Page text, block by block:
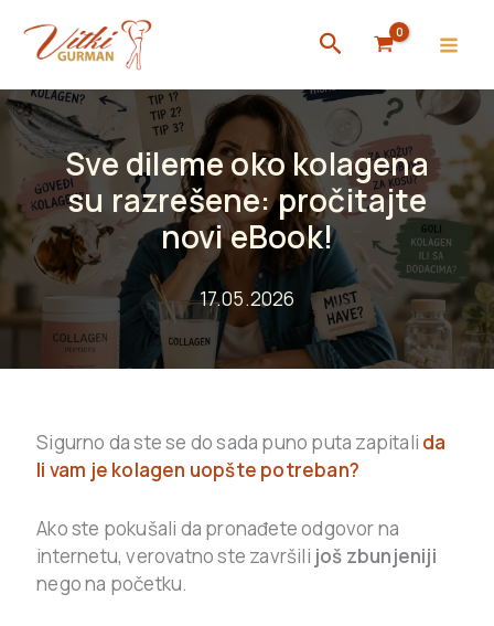
content
Search
Sve dileme oko kolagena
su razrešene: pročitajte
novi eBook!
17.05.2026
Sigurno da ste se do sada puno puta zapitali da
li vam je kolagen uopšte potreban?
Ako ste pokušali da pronađete odgovor na
internetu, verovatno ste završili još zbunjeniji
nego na početku.